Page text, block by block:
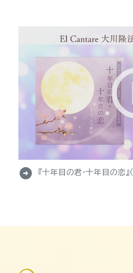
arrow_circle_right 『十年目の君・十年目の恋』